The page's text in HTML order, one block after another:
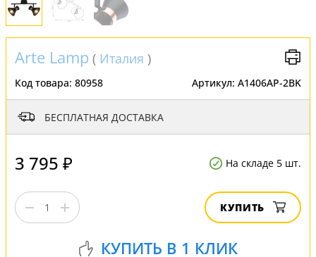
Arte Lamp ( Италия )
Код товара: 80958 Артикул: A1406AP-2BK
БЕСПЛАТНАЯ ДОСТАВКА
3 795 ₽ На складе 5 шт.
КУПИТЬ